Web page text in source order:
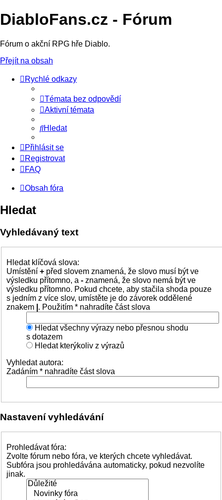
DiabloFans.cz - Fórum
Fórum o akční RPG hře Diablo.
Přejít na obsah
Rychlé odkazy
Témata bez odpovědí
Aktivní témata
Hledat
Přihlásit se
Registrovat
FAQ
Obsah fóra
Hledat
Vyhledávaný text
Hledat klíčová slova:
Umístění + před slovem znamená, že slovo musí být ve
výsledku přítomno, a - znamená, že slovo nemá být ve
výsledku přítomno. Pokud chcete, aby stačila shoda pouze
s jedním z více slov, umístěte je do závorek oddělené
znakem . Použitím * nahradíte část slova
Hledat všechny výrazy nebo přesnou shodu
s dotazem
Hledat kterýkoliv z výrazů
Vyhledat autora:
Zadáním * nahradíte část slova
Nastavení vyhledávání
Prohledávat fóra:
Zvolte fórum nebo fóra, ve kterých chcete vyhledávat.
Subfóra jsou prohledávána automaticky, pokud nezvolíte
jinak.